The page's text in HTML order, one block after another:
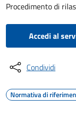
Procedimento di
Accedi al
Condividi
Normativa di